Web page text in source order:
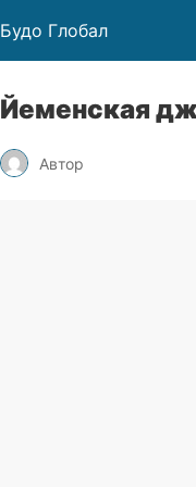
Будо Глобал
Йеменская
Автор